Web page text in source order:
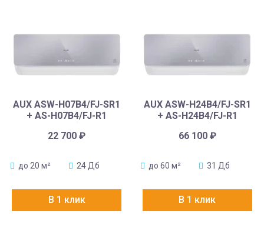
AUX ASW-H07B4/FJ-SR1
+ AS-H07B4/FJ-R1
22 700₽
до 20 м² 24 Дб
В 1 клик
AUX ASW-H24B4/FJ-SR1
+ AS-H24B4/FJ-R1
66 100 ₽
до 60 м² 31 Дб
В 1 клик